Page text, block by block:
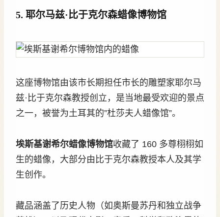
5. 耶尔马兹·比于克尔森蜡像博物馆
这座博物馆由该市长期担任市长的雕塑家耶尔马
兹·比于克尔森教授创立，是当地最受欢迎的景点
之一，被誉为土耳其的”杜莎夫人蜡像馆”。
埃斯基谢希尔蜡像博物馆收藏了 160 多尊栩栩如
生的蜡像，大部分由比于克尔森教授本人及其学
生创作。
藏品涵盖了历史人物（如奥斯曼苏丹和独立战争